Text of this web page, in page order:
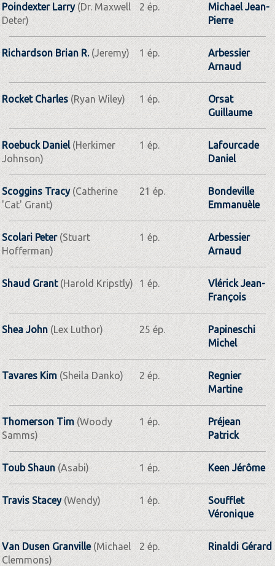
Poindexter Larry(Dr. Maxwell
Deter)
2 ép.
Michael Jean-
Pierre
Richardson Brian R. (Jeremy) 1 ép.
Arbessier
Arnaud
Rocket Charles(Ryan Wiley) 1 ép.
Orsat
Guillaume
Roebuck Daniel (Herkimer
Johnson)
1 ép.
Lafourcade
Daniel
Scoggins Tracy(Catherine
'Cat' Grant)
21 ép.
Bondeville
Emmanuèle
Scolari Peter(Stuart
Hofferman)
1 ép.
Arbessier
Arnaud
Shaud Grant(Harold Kripstly) 1 ép.
Vlérick Jean-
François
Shea John (Lex Luthor) 25 ép.
Papineschi
Michel
Tavares Kim (Sheila Danko) 2 ép.
Regnier
Martine
Thomerson Tim(Woody
Samms)
1 ép.
Préjean
Patrick
Toub Shaun(Asabi) 1 ép. Keen Jérôme
Travis Stacey(Wendy) 1 ép.
Soufflet
Véronique
Van Dusen Granville(Michael
Clemmons)
2 ép. Rinaldi Gérard